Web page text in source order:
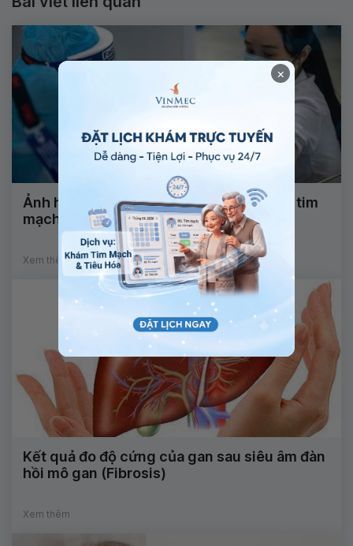
Ảnh hưởng của COVID-19 đến sức khỏe tim
mạch
Xem thêm
Kết quả đo độ cứng của gan sau siêu âm đàn
hồi mô gan (Fibrosis)
Xem thêm
×